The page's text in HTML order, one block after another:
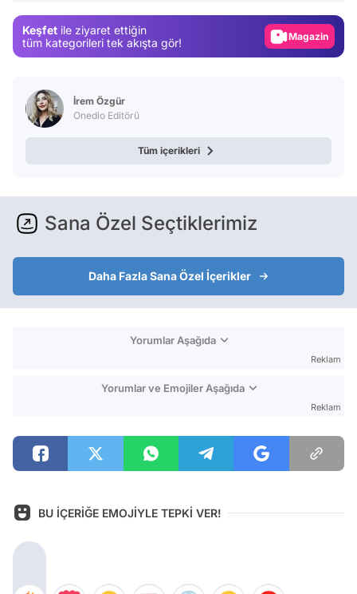
Keşfet ile ziyaret ettiğin
tüm kategorileri tek akışta gör!
Magazin
İrem Özgür
Onedio Editörü
Tüm içerikleri
Sana Özel Seçtiklerimiz
Daha Fazla Sana Özel İçerikler
Yorumlar Aşağıda
Reklam
Yorumlar ve Emojiler Aşağıda
Reklam
BU İÇERİĞE EMOJİYLE TEPKİ VER!